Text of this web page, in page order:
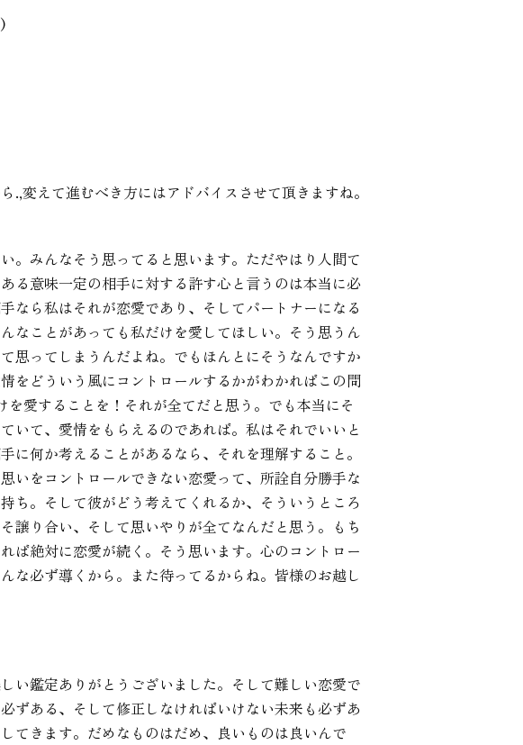
変えて進むべき方にはアドバイスさせて頂きますね。
。みんなそう思ってると思います。ただやはり人間て
る意味一定の相手に対する許す心と言うのは本当に必
なら私はそれが恋愛であり、そしてパートナーになる
なことがあっても私だけを愛してほしい。そう思うん
思ってしまうんだよね。でもほんとにそうなんですか
をどういう風にコントロールするかがわかればこの問
愛することを！それが全てだと思う。でも本当にそ
いて、愛情をもらえるのであれば。私はそれでいいと
何か考えることがあるなら、それを理解すること。
いをコントロールできない恋愛って、所詮自分勝手な
ち。そして彼がどう考えてくれるか、そういうところ
譲り合い、そして思いやりが全てなんだと思う。もち
ば絶対に恋愛が続く。そう思います。心のコントロー
な必ず導くから。また待ってるからね。皆様のお越し
い鑑定ありがとうございました。そして難しい恋愛で
ずある、そして修正しなければいけない未来も必ずあ
てきます。だめなものはだめ、良いものは良いんで